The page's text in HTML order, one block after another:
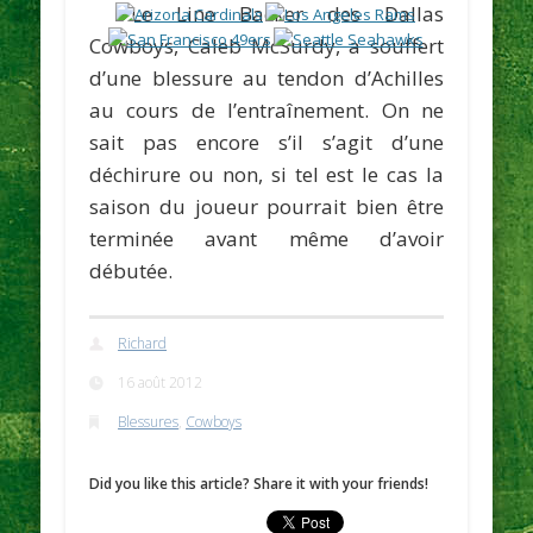
Le Line Backer des Dallas
Cowboys,Caleb McSurdy, a souffert
d’une blessure au tendon d’Achilles
au cours de l’entraînement. On ne
sait pas encore s’il s’agit d’une
déchirure ou non, si tel est le cas la
saison du joueur pourrait bien être
terminée avant même d’avoir
débutée.
Richard
16 août 2012
Blessures, Cowboys
Did you like this article? Share it with your friends!